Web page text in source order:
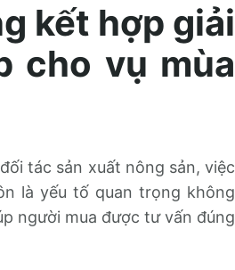
kết hợp giải
cho vụ mùa
tác sản xuất nông sản, việc
là yếu tố quan trọng không
người mua được tư vấn đúng